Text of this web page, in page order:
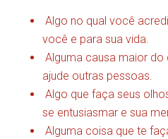
Algo no qual você
você e para sua vida.
Alguma causa maior do
ajude outras pessoas.
Algo que faça seus
se entusiasmar e sua
Alguma coisa que te